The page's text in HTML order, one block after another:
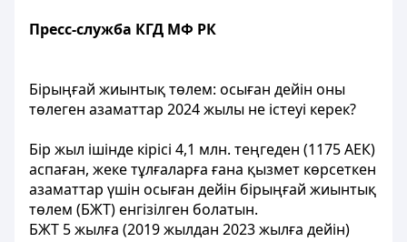
Пресс-служба КГД МФ РК
Бірыңғай жиынтық төлем: осыған дейін оны
төлеген азаматтар 2024 жылы не істеуі керек?
Бір жыл ішінде кірісі 4,1 млн. теңгеден (1175 АЕК)
аспаған, жеке тұлғаларға ғана қызмет көрсеткен
азаматтар үшін осыған дейін бірыңғай жиынтық
төлем (БЖТ) енгізілген болатын.
БЖТ 5 жылға (2019 жылдан 2023 жылға дейін)